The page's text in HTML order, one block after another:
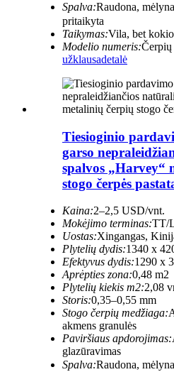
Spalva:Raudona,
pritaikyta
Taikymas:Vila, bet
Modelio numeris:Čerpių
užklausadetalė
Tiesioginio
garso
spalvos „Harvey“
stogo čerpės
Kaina:2–2,5 USD/vnt.
Mokėjimo terminas:TT/
Uostas:Xingangas,
Plytelių dydis:1340 x
Efektyvus dydis:1290 x
Aprėpties zona:0,48 m2
Plytelių kiekis m2:2,08
Storis:0,35–0,55 mm
Stogo čerpių medžiaga:
akmens granulės
Paviršiaus apdorojimas:
glazūravimas
Spalva:Raudona,